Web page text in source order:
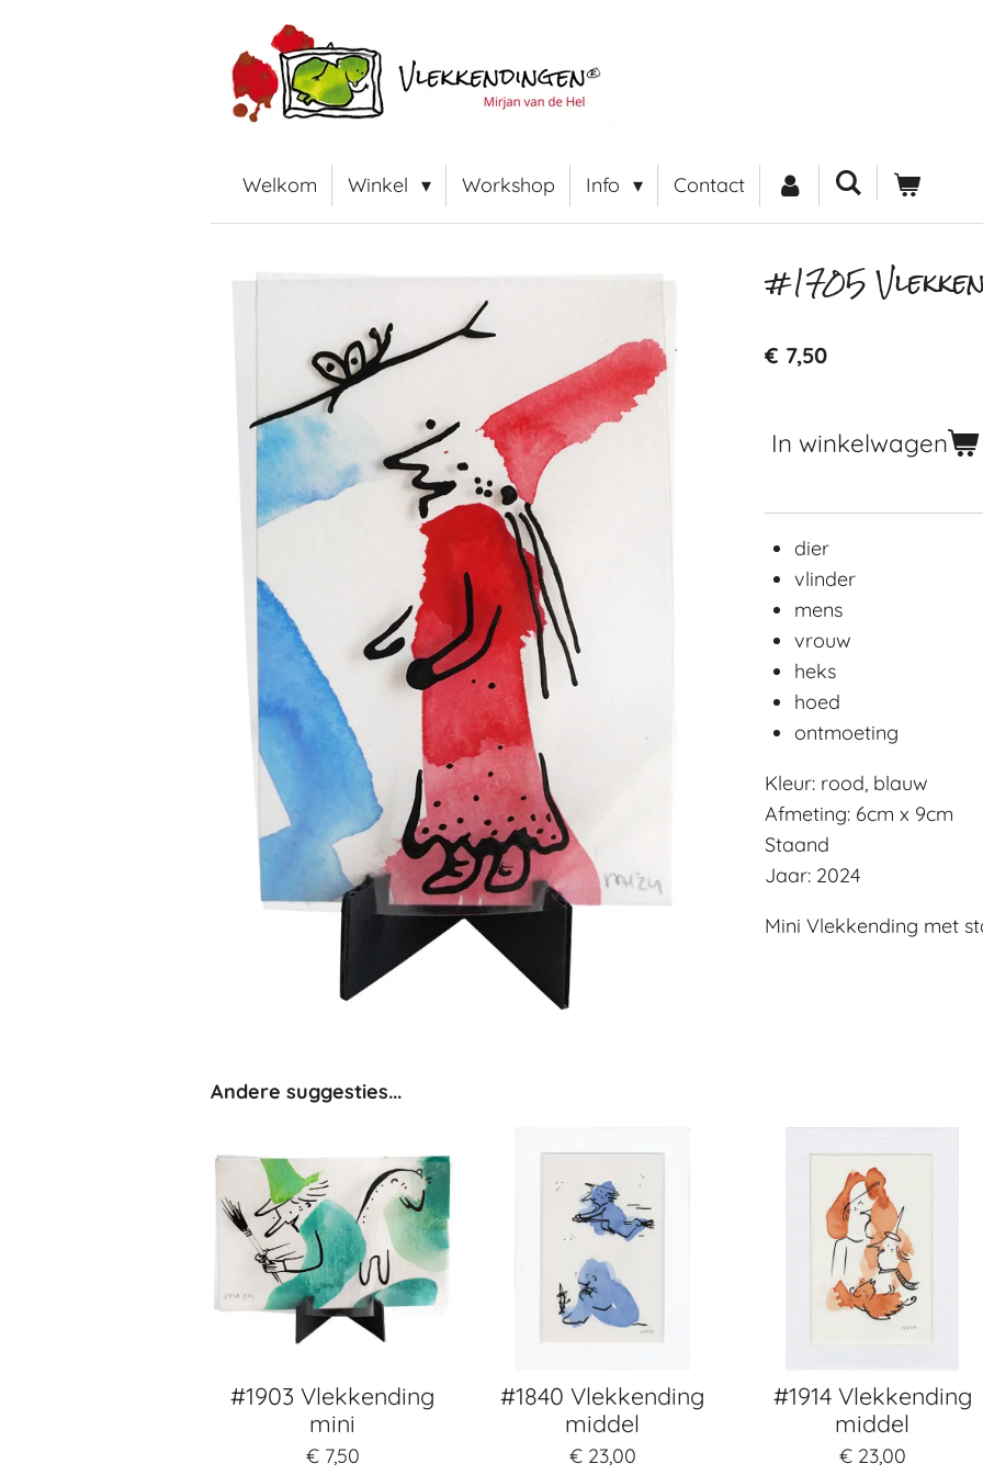
Welkom Winkel Workshop Info Contact
#1705
€ 7,50
In winkelwagen
dier
vlinder
mens
vrouw
heks
hoed
ontmoeting
Kleur: rood, blauw
Afmeting: 6cm x 9cm
Staand
Jaar: 2024
Mini Vlekkending met
Andere suggesties...
#1903 Vlekkending
mini
€ 7,50
#1840 Vlekkending
middel
€ 23,00
#1914 Vlekkending
middel
€ 23,00